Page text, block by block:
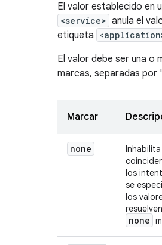
El valor establecido en
<service> anula el
etiqueta
El valor debe ser una o
marcas, separadas por
Marcar
none
los
se
los
none